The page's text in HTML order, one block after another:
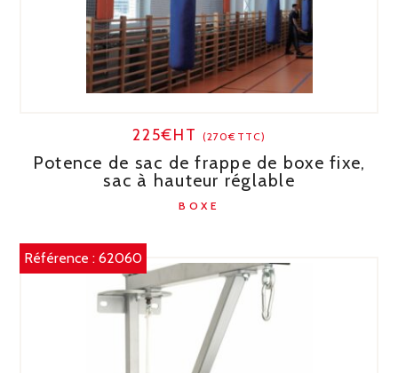
225€HT (270€TTC)
Potence de sac de frappe de boxe fixe,
sac à hauteur réglable
BOXE
Référence :62060